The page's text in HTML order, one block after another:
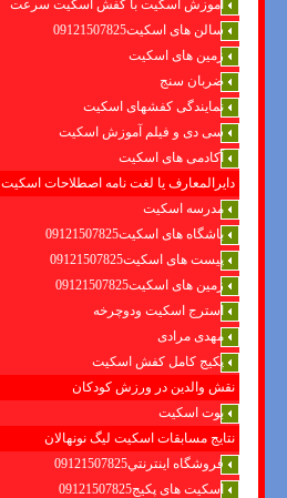
آموزش اسکیت با کفش اسکیت سرعت
سالن های اسکیت09121507825
زمین های اسکیت
ضربان سنج
نمایندگی کفشهای اسکیت
سی دی و فیلم آموزش اسکیت
آکادمی های اسکیت
دایرالمعارف یا لغت نامه اصطلاحات اسکیت
مدرسه اسکیت
باشگاه های اسکیت09121507825
پیست های اسکیت09121507825
زمین های اسکیت09121507825
استرج اسکیت ودوچرخه
مهدی مرادی
پکیج کامل کفش اسکیت
نقش والدین در ورزش کودکان
بوت اسکیت
نتایج مسابقات اسکیت لیگ نونهالان
فروشگاه اينترنتي09121507825
اسکیت های پکیج09121507825